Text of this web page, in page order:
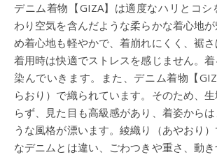
デニム着物【GIZA】は適度なハリとコシ
わり空気を含んだような柔らかな着心地
め着心地も軽やかで、着崩れにくく、裾さ
着用時は快適でストレスを感じません。
染んでいきます。また、デニム着物【
らおり）で織られています。そのため、
らず、見た目も高級感があり、着姿から
うな風格が漂います。綾織り（あやおり
なデニムとは違い、ごわつきや重さ、動